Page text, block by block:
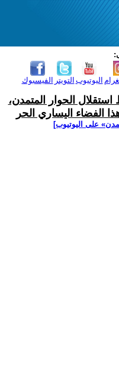
الفيسبوك التويتر اليوتيوب
استقلال الحوار المتمدن،
الفضاء اليساري الحر
على اليوتيوب]